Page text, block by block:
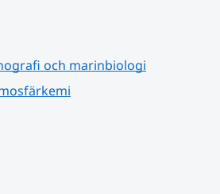
och marinbiologi